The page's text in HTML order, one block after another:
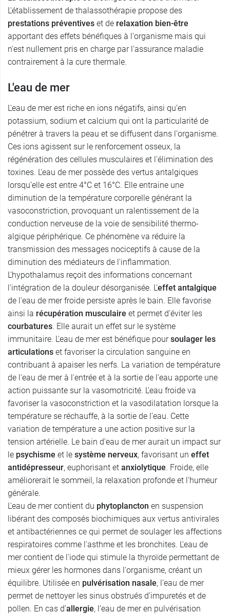
L'établissement de thalassothérapie propose des
prestations préventives et de relaxation bien-être
apportant des effets bénéfiques à l'organisme mais qui
n'est nullement pris en charge par l'assurance maladie
contrairement à la cure thermale.
L'eau de mer
L'eau de mer est riche en ions négatifs, ainsi qu’en
potassium, sodium et calcium qui ont la particularité de
pénétrer à travers la peau et se diffusent dans l'organisme.
Ces ions agissent sur le renforcement osseux, la
régénération des cellules musculaires et l'élimination des
toxines. L'eau de mer possède des vertus antalgiques
lorsqu’elle est entre 4°C et 16°C. Elle entraine une
diminution de la température corporelle générant la
vasoconstriction, provoquant un ralentissement de la
conduction nerveuse de la voie de sensibilité thermo-
algique périphérique. Ce phénomène va réduire la
transmission des messages nociceptifs à cause de la
diminution des médiateurs de l'inflammation.
L'hypothalamus reçoit des informations concernant
l'intégration de la douleur désorganisée. L'effet antalgique
de l'eau de mer froide persiste après le bain. Elle favorise
ainsi la récupération musculaire et permet d'éviter les
courbatures. Elle aurait un effet sur le système
immunitaire. L'eau de mer est bénéfique poursoulager les
articulations et favoriser la circulation sanguine en
contribuant à apaiser les nerfs. La variation de température
de l'eau de mer à l'entrée et à la sortie de l'eau apporte une
action puissante sur la vasomotricité. L'eau froide va
favoriser la vasoconstriction et la vasodilatation lorsque la
température se réchauffe, à la sortie de l’eau. Cette
variation de température a une action positive sur la
tension artérielle. Le bain d'eau de mer aurait un impact sur
le psychisme et le système nerveux, favorisant un effet
antidépresseur, euphorisant et anxiolytique. Froide, elle
améliorerait le sommeil, la relaxation profonde et l'humeur
générale.
L'eau de mer contient du phytoplancton en suspension
libérant des composés biochimiques aux vertus antivirales
et antibactériennes ce qui permet de soulager les affections
respiratoires comme l'asthme et les bronchites. L'eau de
mer contient de l'iode qui stimule la thyroïde permettant de
mieux gérer les hormones dans l'organisme, créant un
équilibre. Utilisée en pulvérisation nasale, l’eau de mer
permet de nettoyer les sinus obstrués d’impuretés et de
pollen. En cas d’allergie, l’eau de mer en pulvérisation